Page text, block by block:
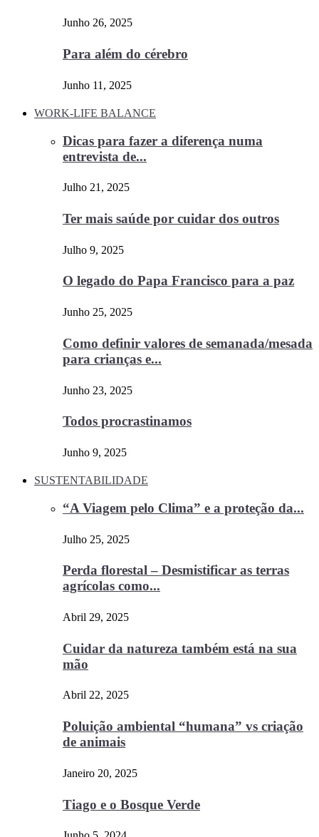
Junho 26, 2025
Para além do cérebro
Junho 11, 2025
WORK-LIFE BALANCE
Dicas para fazer a diferença numa
entrevista de...
Julho 21, 2025
Ter mais saúde por cuidar dos outros
Julho 9, 2025
O legado do Papa Francisco para a paz
Junho 25, 2025
Como definir valores de semanada/mesada
para crianças e...
Junho 23, 2025
Todos procrastinamos
Junho 9, 2025
SUSTENTABILIDADE
“A Viagem pelo Clima” e a proteção da...
Julho 25, 2025
Perda florestal – Desmistificar as terras
agrícolas como...
Abril 29, 2025
Cuidar da natureza também está na sua
mão
Abril 22, 2025
Poluição ambiental “humana” vs criação
de animais
Janeiro 20, 2025
Tiago e o Bosque Verde